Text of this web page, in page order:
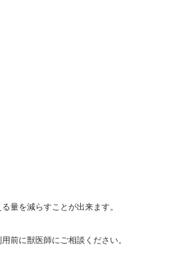
量を減らすことが出来ます。
前に獣医師にご相談ください。